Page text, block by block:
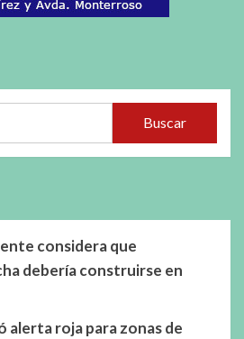
Buscar
considera que
debería construirse en
alerta roja para zonas de